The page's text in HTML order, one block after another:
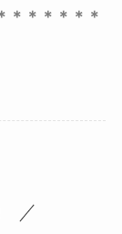
＊＊＊＊＊＊